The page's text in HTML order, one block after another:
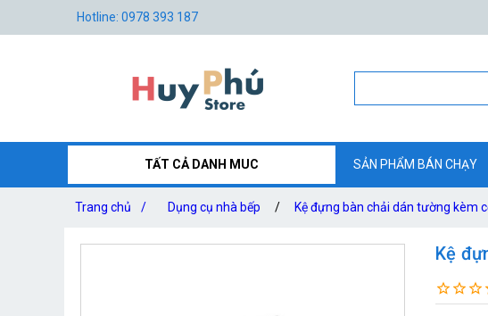
Hotline: 0978 393 187
TẤT CẢ DANH MUC SẢN PHẨM BÁN CHẠY
Trang chủ / Dụng cụ nhà bếp / Kệ đựng bàn chải dán tường kèm
Kệ